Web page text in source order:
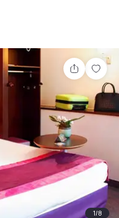
Teilen
1/8